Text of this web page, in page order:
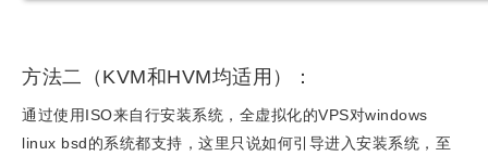
方法二（KVM和HVM均适用）：
通过使用ISO来自行安装系统，全虚拟化的VPS对windows
linux bsd的系统都支持，这里只说如何引导进入安装系统，至